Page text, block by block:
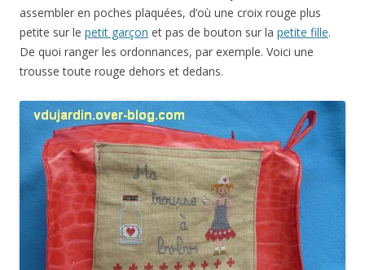
assembler en poches plaquées, d’où une croix rouge plus
petite sur le petit garçon et pas de bouton sur la petite fille.
De quoi ranger les ordonnances, par exemple. Voici une
trousse toute rouge dehors et dedans.